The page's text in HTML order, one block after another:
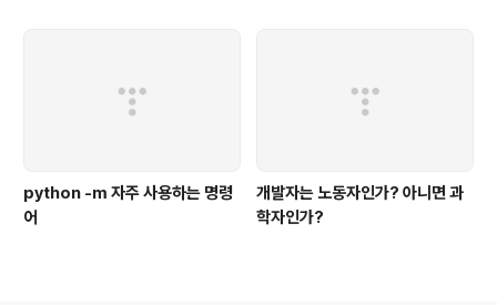
python -m 자주 사용하는 명령
어
개발자는 노동자인가? 아니면 과
학자인가?